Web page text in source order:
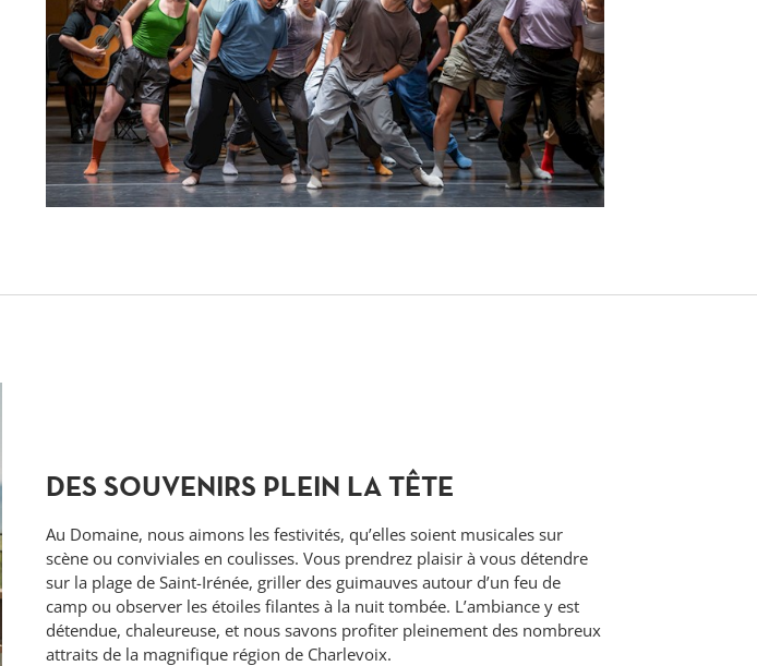
DES SOUVENIRS PLEIN LA TÊTE
Au Domaine, nous aimons les festivités, qu’elles soient musicales sur
scène ou conviviales en coulisses. Vous prendrez plaisir à vous détendre
sur la plage de Saint-Irénée, griller des guimauves autour d’un feu de
camp ou observer les étoiles filantes à la nuit tombée. L’ambiance y est
détendue, chaleureuse, et nous savons profiter pleinement des nombreux
attraits de la magnifique région de Charlevoix.